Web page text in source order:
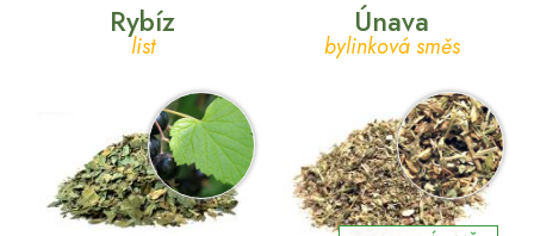
Rybíz
list
Únava
bylinková směs